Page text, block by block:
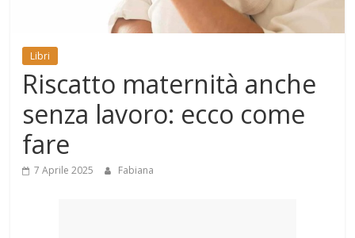
Libri
Riscatto maternità anche
senza lavoro: ecco come
fare
7 Aprile 2025 Fabiana